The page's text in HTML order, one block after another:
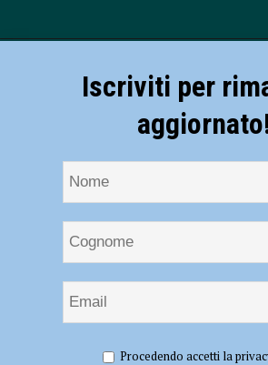
salumi DOP piacentini ancora protagonisti a
Iscriviti per
Procedendo accetti la